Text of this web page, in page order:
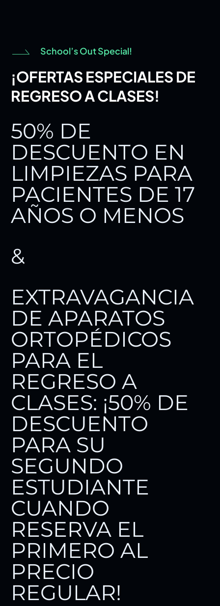
School’s Out Special!
¡OFERTAS ESPECIALES DE
REGRESO A CLASES!
50% DE
DESCUENTO EN
LIMPIEZAS PARA
PACIENTES DE 17
AÑOS O MENOS
&
EXTRAVAGANCIA
DE APARATOS
ORTOPÉDICOS
PARA EL
REGRESO A
CLASES: ¡50% DE
DESCUENTO
PARA SU
SEGUNDO
ESTUDIANTE
CUANDO
RESERVA EL
PRIMERO AL
PRECIO
REGULAR!